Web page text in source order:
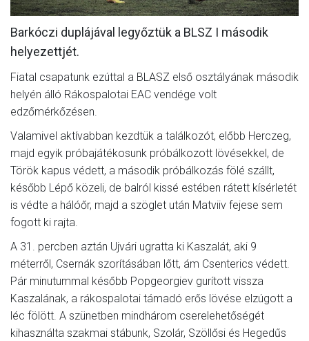
GALÉRIA
JELENTKEZÉS
VEZETŐSÉG
Barkóczi duplájával legyőztük a BLSZ I második
helyezettjét.
Fiatal csapatunk ezúttal a BLASZ első osztályának második
helyén álló Rákospalotai EAC vendége volt
edzőmérkőzésen.
Valamivel aktívabban kezdtük a találkozót, előbb Herczeg,
majd egyik próbajátékosunk próbálkozott lövésekkel, de
Török kapus védett, a második próbálkozás fölé szállt,
később Lépő közeli, de balról kissé estében rátett kísérletét
is védte a hálóőr, majd a szöglet után Matviiv fejese sem
fogott ki rajta.
A 31. percben aztán Ujvári ugratta ki Kaszalát, aki 9
méterről, Csernák szorításában lőtt, ám Csenterics védett.
Pár minutummal később Popgeorgiev gurított vissza
Kaszalának, a rákospalotai támadó erős lövése elzúgott a
léc fölött. A szünetben mindhárom cserelehetőségét
kihasználta szakmai stábunk, Szolár, Szöllősi és Hegedűs